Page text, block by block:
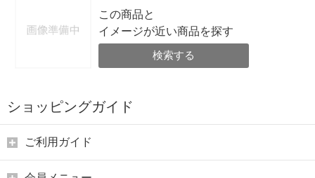
この商品と
イメージが近い商品を探す
検索する
ショッピングガイド
ご利用ガイド